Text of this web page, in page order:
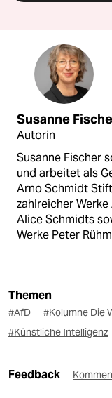
Susanne
Autorin
Susanne Fischer
und arbeitet als
Arno Schmidt
zahlreicher
Alice Schmidts
Werke Peter
Themen
#AfD #Kolumne Die
#Künstliche Intelligenz
Feedback